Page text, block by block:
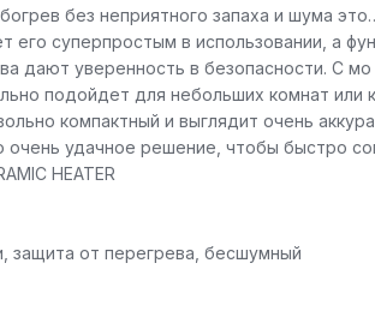
без неприятного запаха и шума это
суперпростым в использовании, а фун
дают уверенность в безопасности. С мо
подойдет для небольших комнат или к
компактный и выглядит очень аккура
очень удачное решение, чтобы быстро
HEATER
защита от перегрева, бесшумный